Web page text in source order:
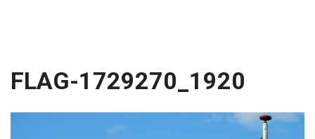
FLAG-1729270_1920